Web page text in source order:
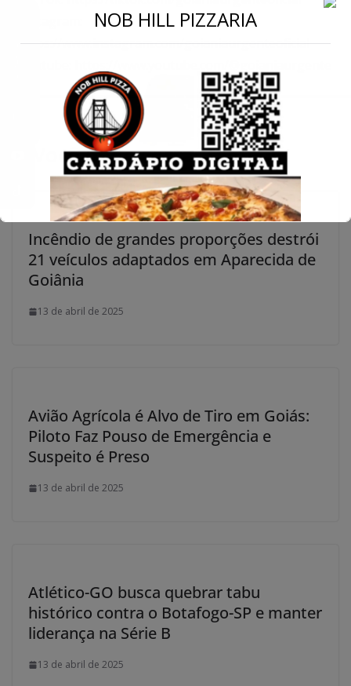
https://www.instagram.com/goianiaurgenteoficial
Você pode gostar também
Incêndio de grandes proporções destrói
21 veículos adaptados em Aparecida de
Goiânia​
13 de abril de 2025
Avião Agrícola é Alvo de Tiro em Goiás:
Piloto Faz Pouso de Emergência e
Suspeito é Preso
13 de abril de 2025
Atlético-GO busca quebrar tabu
histórico contra o Botafogo-SP e manter
liderança na Série B
13 de abril de 2025
NOB HILL PIZZARIA